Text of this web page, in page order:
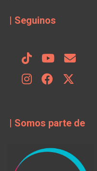
| Seguinos
| Somos parte de